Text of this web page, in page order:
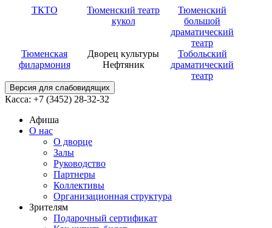
ТКТО
Тюменский театр
кукол
Тюменский
большой
драматический
театр
Тюменская
филармония
Дворец культуры
Нефтяник
Тобольский
драматический
театр
Версия для слабовидящих
Касса: +7 (3452) 28-32-32
Афиша
О нас
О дворце
Залы
Руководство
Партнеры
Коллективы
Организационная структура
Зрителям
Подарочный сертификат